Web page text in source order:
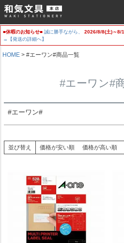
■休暇のお知らせ■ 誠に勝手ながら、 2026/8/8(土)～8/
→【発送の詳細へ】
HOME #エーワン#商品一覧
#エーワン#
#エーワン#
登録順
価格が安い順
価格が高い順
優先度順
レビュー順
検索
並び替え 価格が安い順 価格が高い順